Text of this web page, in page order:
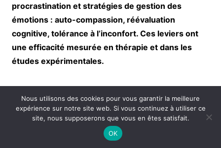
procrastination et stratégies de gestion des
émotions : auto-compassion, réévaluation
cognitive, tolérance à l’inconfort. Ces leviers ont
une efficacité mesurée en thérapie et dans les
études expérimentales.
Stratégies concrètes pour sortir
du piège, issues des études (et
pas des slogans)
Nous utilisons des cookies pour vous garantir la meilleure
expérience sur notre site web. Si vous continuez à utiliser ce
site, nous supposerons que vous en êtes satisfait.
OK